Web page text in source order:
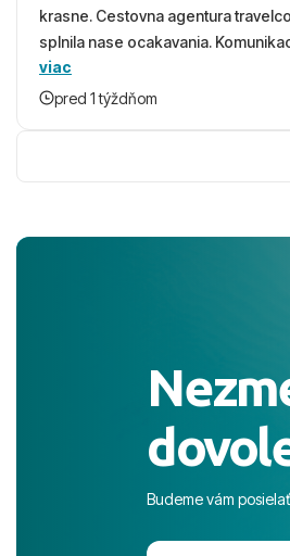
krasne. Cestovna agentura travelco
splnila nase ocakavania.
panom Michalinom uzasna a
Vsetko vysvetlil aj vo vecernych
viac
pred 1 týždňom
Budeme vám